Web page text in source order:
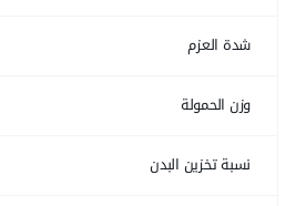
شدة العزم
وزن الحمولة
نسبة تخزين البدن